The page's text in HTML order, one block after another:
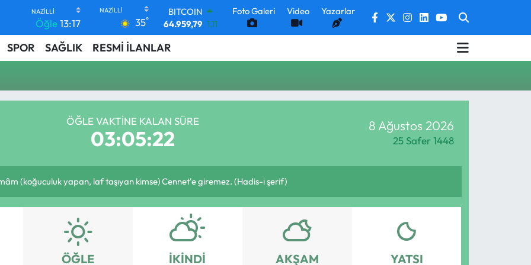
Öğle13:17 35°
BITCOIN
64.959,79 1.11
DOLAR
47,7436
EURO
64,4811 0.38
6660.55
BİST100
13.779
Foto Galeri Video Yazarlar
SPOR SAĞLIK RESMİ İLANLAR
ÖĞLE VAKTINE KALAN SÜRE
03:05:22
8 Ağustos 2026
25 Safer 1448
(koğuculuk yapan, laf taşıyan kimse) Cennet'e giremez. (Hadis-i şerif)
ÖĞLE İKINDI AKŞAM YATSI